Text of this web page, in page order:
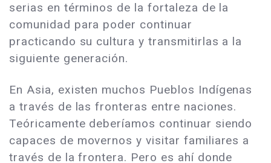
serias en términos de la fortaleza de la
comunidad para poder continuar
practicando su cultura y transmitirlas a la
siguiente generación.
En Asia, existen muchos Pueblos Indígenas
a través de las fronteras entre naciones.
Teóricamente deberíamos continuar siendo
capaces de movernos y visitar familiares a
través de la frontera. Pero es ahí donde